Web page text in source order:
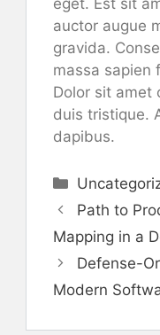
auctor augue
gravida.
massa sapien
Dolor sit amet
duis tristique.
dapibus.
Categories
Path to
Mapping in a
Defense-
Modern